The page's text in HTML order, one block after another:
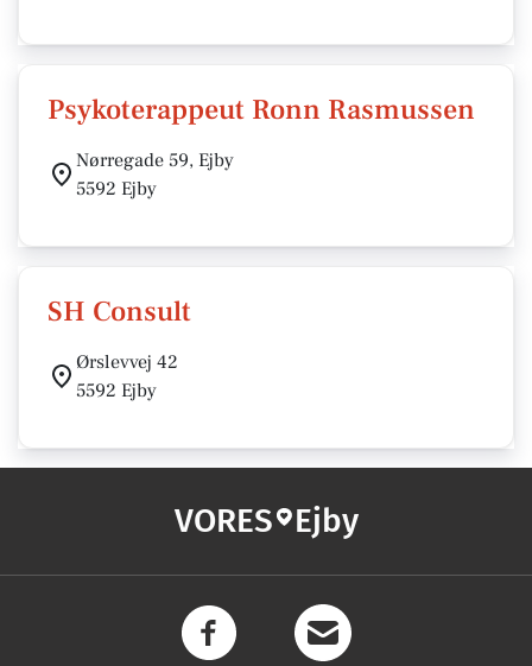
Psykoterappeut Ronn Rasmussen
Nørregade 59, Ejby
5592 Ejby
SH Consult
Ørslevvej 42
5592 Ejby
VORES Ejby